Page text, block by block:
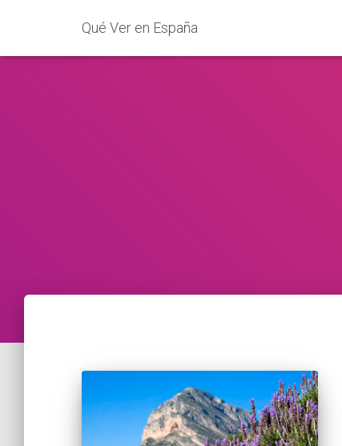
Qué Ver en España